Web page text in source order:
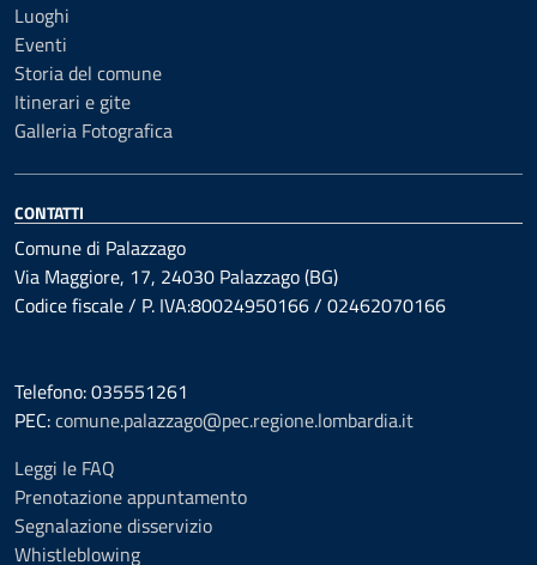
Luoghi
Eventi
Storia del comune
Itinerari e gite
Galleria Fotografica
CONTATTI
Comune di Palazzago
Via Maggiore, 17, 24030 Palazzago (BG)
Codice fiscale / P. IVA:80024950166 / 02462070166
Telefono: 035551261
PEC:comune.palazzago@pec.regione.lombardia.it
Leggi le FAQ
Prenotazione appuntamento
Segnalazione disservizio
Whistleblowing